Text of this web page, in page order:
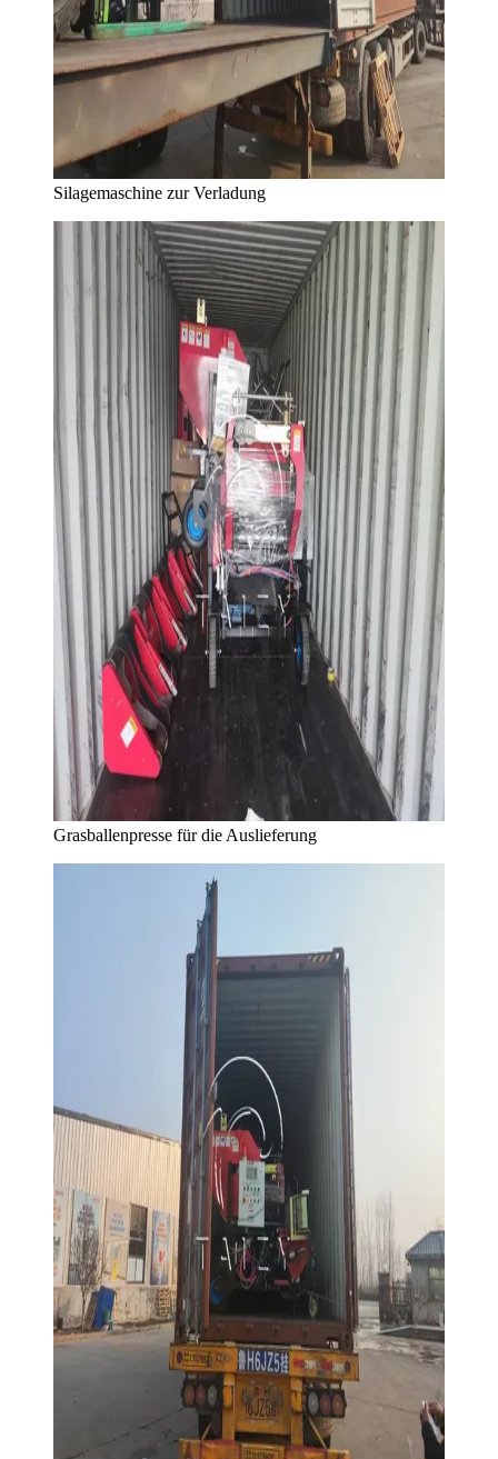
Silagemaschine zur Verladung
Grasballenpresse für die Auslieferung